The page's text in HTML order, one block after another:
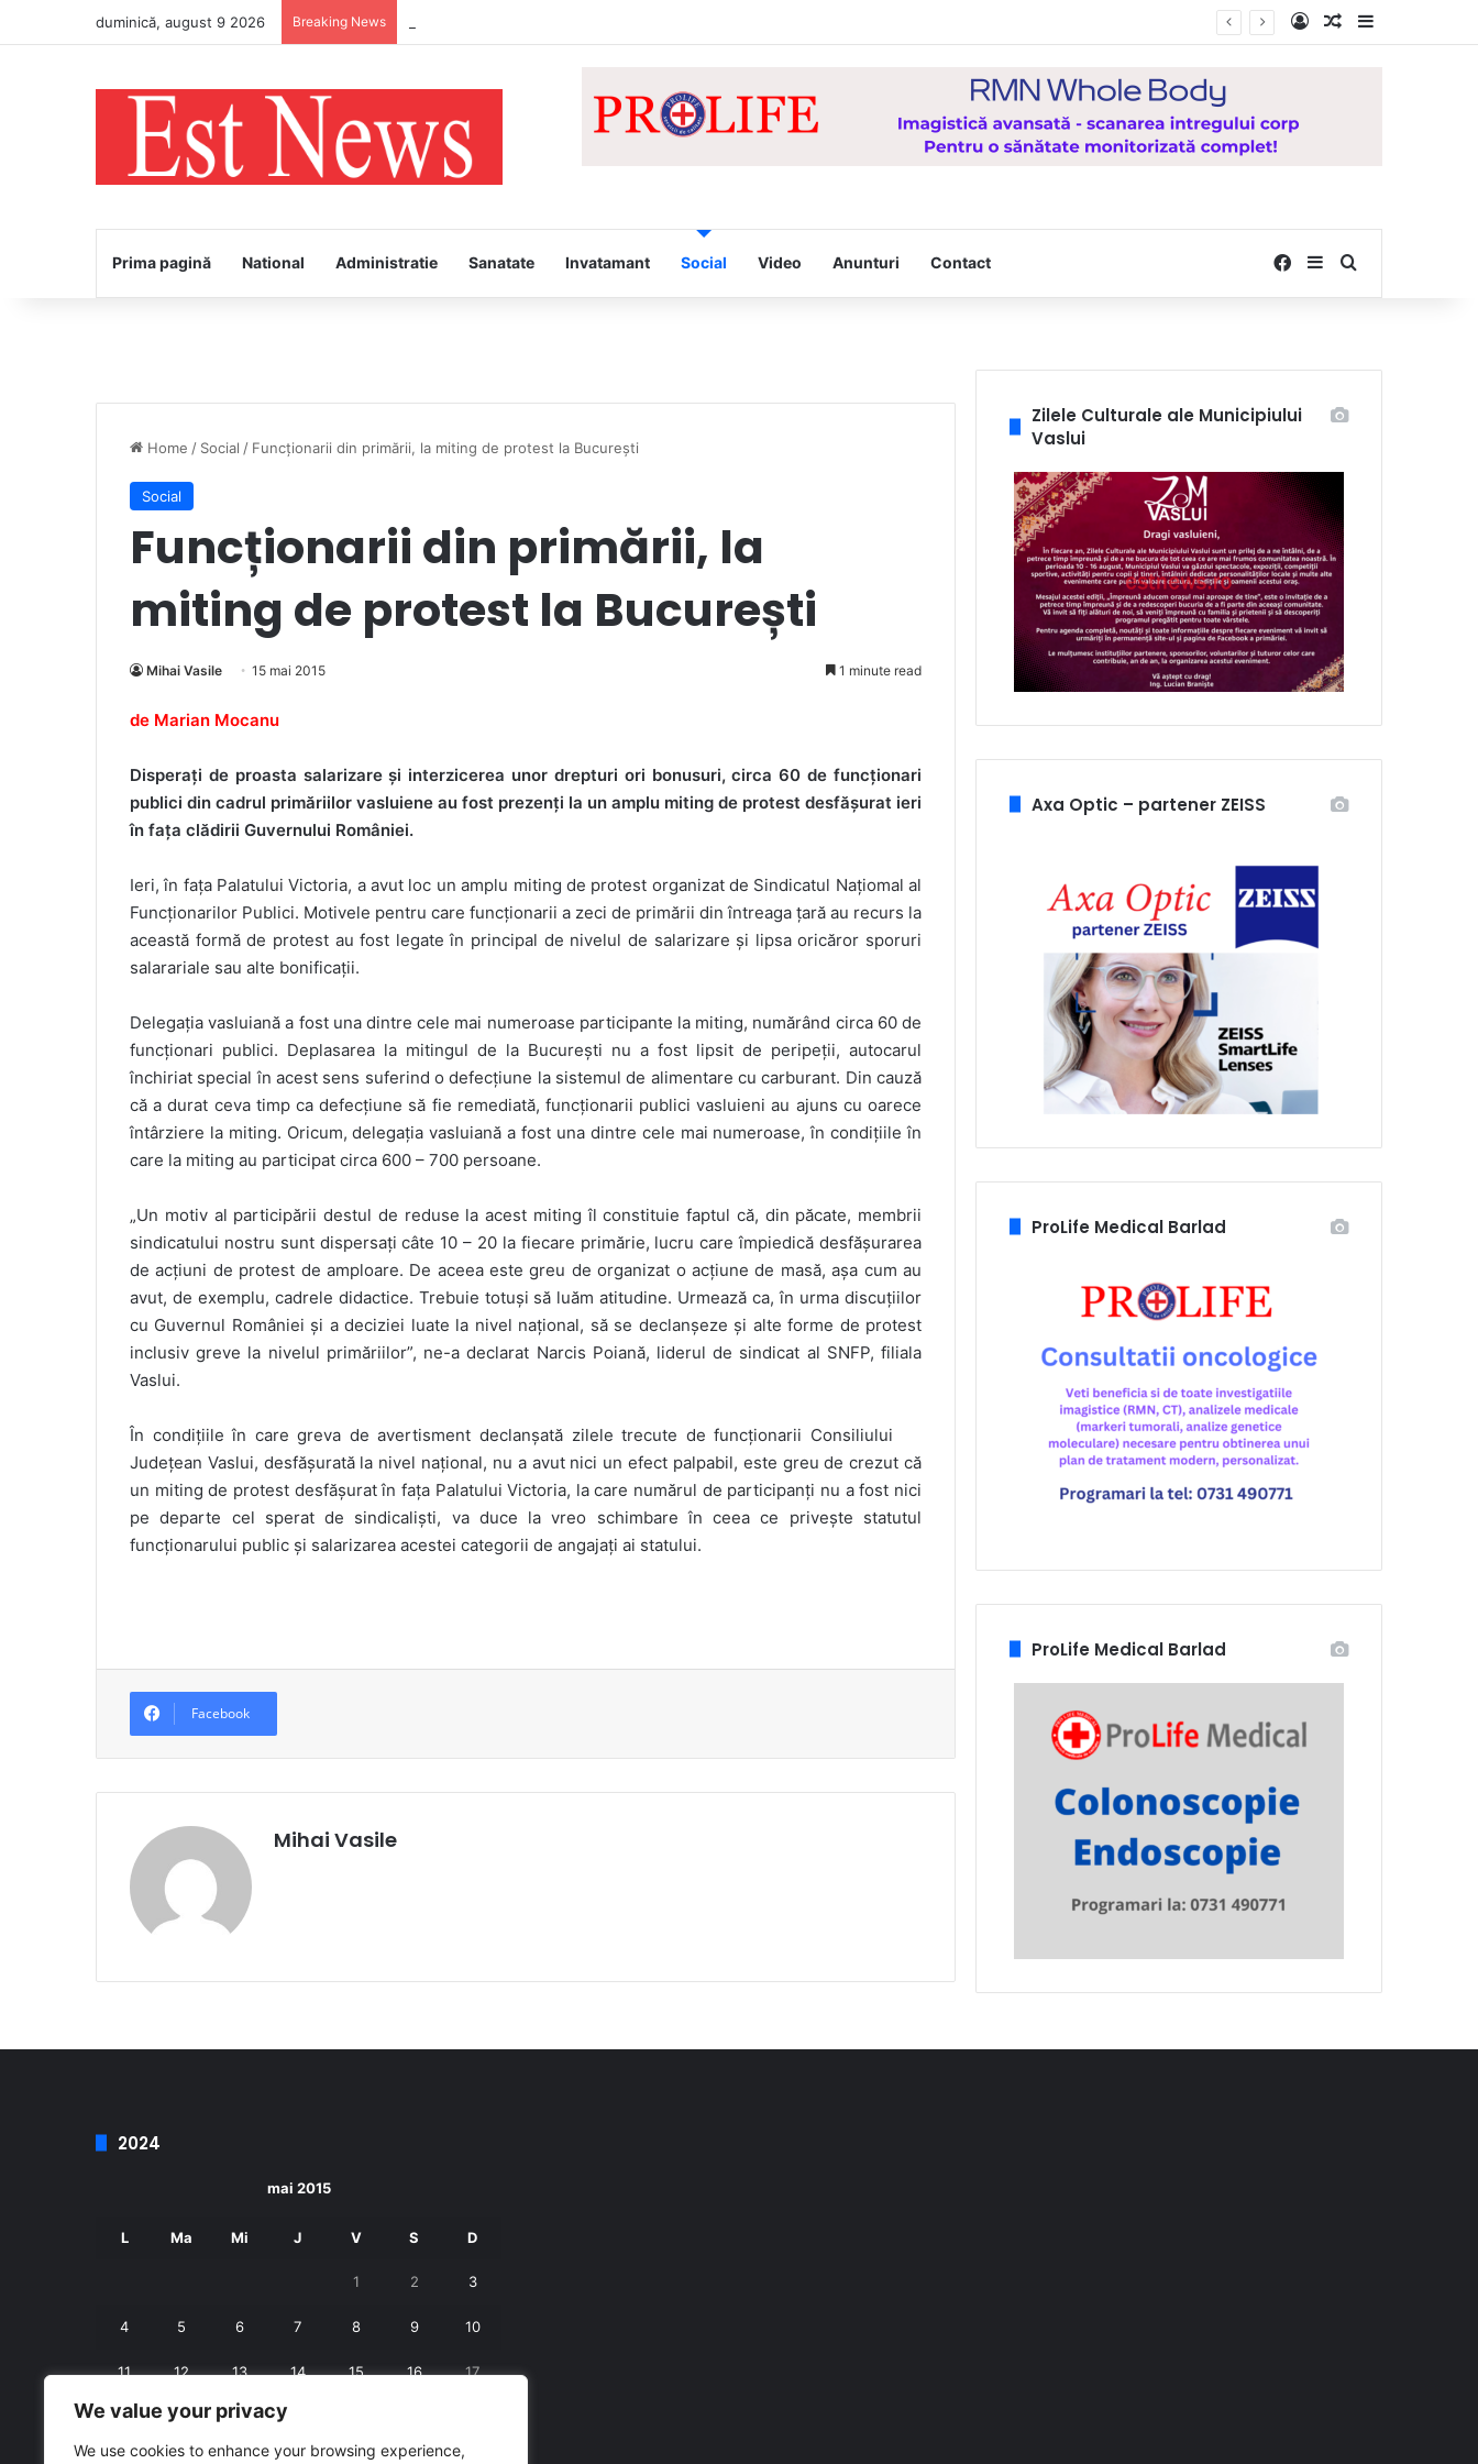
We value your privacy
We use cookies to enhance your browsing experience,
duminică, august 9 2026 Breaking News Log InRandom Article
Prima pagină National Administratie Sanatate Invatamant Social Video Anunturi Contact Facebook
SidebarSearch for
Home / Social / Funcționarii din primării, la miting de protest la București
Social
Funcționarii din primării, la
miting de protest la București
Mihai Vasile 15 mai 2015 1 minute read
de Marian Mocanu
Disperați de proasta salarizare și interzicerea unor drepturi ori bonusuri, circa 60 de funcționari
publici din cadrul primăriilor vasluiene au fost prezenți la un amplu miting de protest desfășurat ieri
în fața clădirii Guvernului României.
Ieri, în fața Palatului Victoria, a avut loc un amplu miting de protest organizat de Sindicatul Națiomal al
Funcționarilor Publici. Motivele pentru care funcționarii a zeci de primării din întreaga țară au recurs la
această formă de protest au fost legate în principal de nivelul de salarizare și lipsa oricăror sporuri
salarariale sau alte bonificații.
Delegația vasluiană a fost una dintre cele mai numeroase participante la miting, numărând circa 60 de
funcționari publici. Deplasarea la mitingul de la București nu a fost lipsit de peripeții, autocarul
închiriat special în acest sens suferind o defecțiune la sistemul de alimentare cu carburant. Din cauză
că a durat ceva timp ca defecțiune să fie remediată, funcționarii publici vasluieni au ajuns cu oarece
întârziere la miting. Oricum, delegația vasluiană a fost una dintre cele mai numeroase, în condițiile în
care la miting au participat circa 600 – 700 persoane.
„Un motiv al participării destul de reduse la acest miting îl constituie faptul că, din păcate, membrii
sindicatului nostru sunt dispersați câte 10 – 20 la fiecare primărie, lucru care împiedică desfășurarea
de acțiuni de protest de amploare. De aceea este greu de organizat o acțiune de masă, așa cum au
avut, de exemplu, cadrele didactice. Trebuie totuși să luăm atitudine. Urmează ca, în urma discuțiilor
cu Guvernul României și a deciziei luate la nivel național, să se declanșeze și alte forme de protest
inclusiv greve la nivelul primăriilor”, ne-a declarat Narcis Poiană, liderul de sindicat al SNFP, filiala
Vaslui.
În condițiile în care greva de avertisment declanșată zilele trecute de funcționarii Consiliului
Județean Vaslui, desfășurată la nivel național, nu a avut nici un efect palpabil, este greu de crezut că
un miting de protest desfășurat în fața Palatului Victoria, la care numărul de participanți nu a fost nici
pe departe cel sperat de sindicaliști, va duce la vreo schimbare în ceea ce privește statutul
funcționarului public și salarizarea acestei categorii de angajați ai statului.
Facebook
Mihai Vasile
Zilele Culturale ale Municipiului
Vaslui
Axa Optic – partener ZEISS
ProLife Medical Barlad
ProLife Medical Barlad
2024
mai 2015
L Ma Mi J V S D
1 2 3
4 5 6 7 8 9 10
11 12 13 14 15 16 17
18 19 20